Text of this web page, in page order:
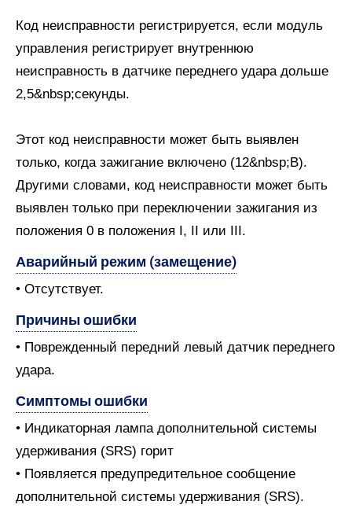
Код неисправности регистрируется, если модуль
управления регистрирует внутреннюю
неисправность в датчике переднего удара дольше
2,5&nbsp;секунды.
Этот код неисправности может быть выявлен
только, когда зажигание включено (12&nbsp;В).
Другими словами, код неисправности может быть
выявлен только при переключении зажигания из
положения 0 в положения I, II или III.
Аварийный режим (замещение)
• Отсутствует.
Причины ошибки
• Поврежденный передний левый датчик переднего
удара.
Симптомы ошибки
• Индикаторная лампа дополнительной системы
удерживания (SRS) горит
• Появляется предупредительное сообщение
дополнительной системы удерживания (SRS).